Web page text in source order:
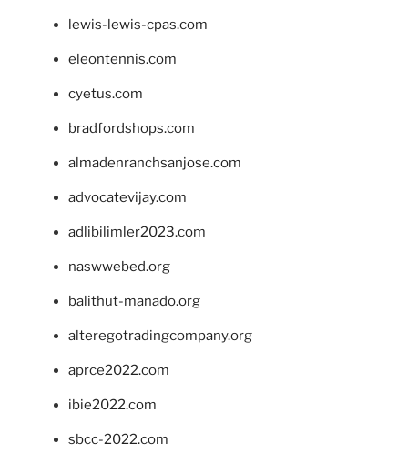
lewis-lewis-cpas.com
eleontennis.com
cyetus.com
bradfordshops.com
almadenranchsanjose.com
advocatevijay.com
adlibilimler2023.com
naswwebed.org
balithut-manado.org
alteregotradingcompany.org
aprce2022.com
ibie2022.com
sbcc-2022.com